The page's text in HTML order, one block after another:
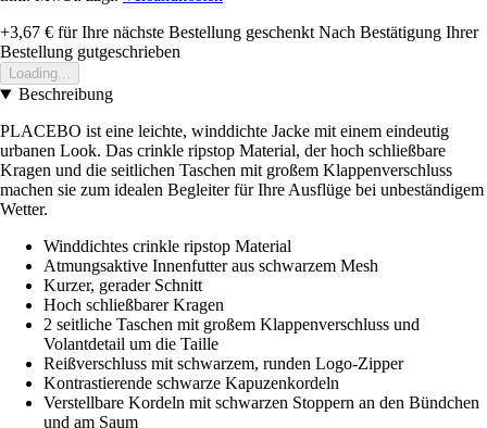
+3,67 € für Ihre nächste Bestellung geschenkt Nach Bestätigung Ihrer
Bestellung gutgeschrieben
Loading...
Beschreibung
PLACEBO ist eine leichte, winddichte Jacke mit einem eindeutig
urbanen Look. Das crinkle ripstop Material, der hoch schließbare
Kragen und die seitlichen Taschen mit großem Klappenverschluss
machen sie zum idealen Begleiter für Ihre Ausflüge bei unbeständigem
Wetter.
Winddichtes crinkle ripstop Material
Atmungsaktive Innenfutter aus schwarzem Mesh
Kurzer, gerader Schnitt
Hoch schließbarer Kragen
2 seitliche Taschen mit großem Klappenverschluss und
Volantdetail um die Taille
Reißverschluss mit schwarzem, runden Logo-Zipper
Kontrastierende schwarze Kapuzenkordeln
Verstellbare Kordeln mit schwarzen Stoppern an den Bündchen
und am Saum